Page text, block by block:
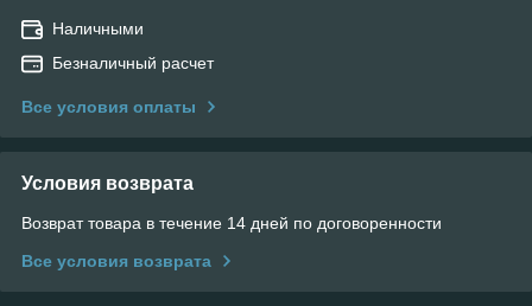
Наличными
Безналичный расчет
Все условия оплаты
Условия возврата
Возврат товара в течение 14 дней по договоренности
Все условия возврата